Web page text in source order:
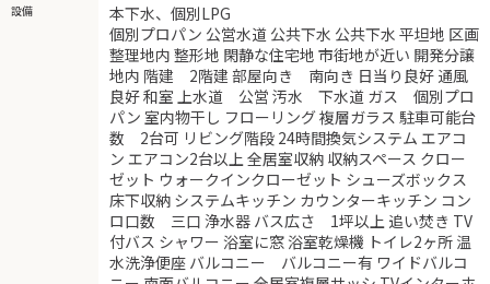
設備
本下水、個別LPG
個別プロパン 公営水道 公共下水 公共下水 平坦地 区画
整理地内 整形地 閑静な住宅地 市街地が近い 開発分譲
地内 階建 2階建 部屋向き 南向き 日当り良好 通風
良好 和室 上水道 公営 汚水 下水道 ガス 個別プロ
パン 室内物干し フローリング 複層ガラス 駐車可能台
数 2台可 リビング階段 24時間換気システム エアコ
ン エアコン2台以上 全居室収納 収納スペース クロー
ゼット ウォークインクローゼット シューズボックス
床下収納 システムキッチン カウンターキッチン コン
ロ口数 三口 浄水器 バス広さ 1坪以上 追い焚き TV
付バス シャワー 浴室に窓 浴室乾燥機 トイレ2ヶ所 温
水洗浄便座 バルコニー バルコニー有 ワイドバルコ